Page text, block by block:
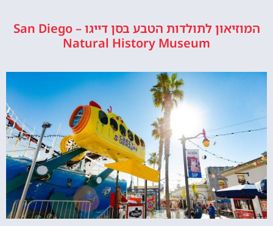
המוזיאון לתולדות הטבע בסן דייגו – San Diego
Natural History Museum